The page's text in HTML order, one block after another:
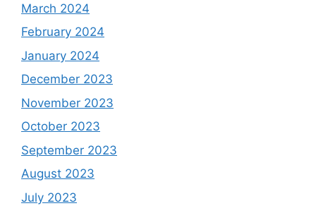
March 2024
February 2024
January 2024
December 2023
November 2023
October 2023
September 2023
August 2023
July 2023